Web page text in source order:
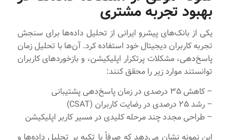
بهبود تجربه مشتری
یکی از بانک‌های پیشرو ایرانی از تحلیل داده‌ها برای سنجش
تجربه کاربران دیجیتال خود استفاده کرد. آن‌ها با تحلیل زمان
پاسخ‌دهی، مشکلات پرتکرار اپلیکیشن، و بازخوردهای کاربران
توانستند موارد زیر را محقق کنند:
– کاهش ۳۵ درصدی در زمان پاسخ‌دهی پشتیبانی
– رشد ۲۵ درصدی در رضایت کاربران (CSAT)
– طراحی مجدد چند مرحله کلیدی در مسیر کاربر اپلیکیشن
این نمونه نشان می‌دهد که صرفاً با تکیه بر تحلیل داده‌ها و